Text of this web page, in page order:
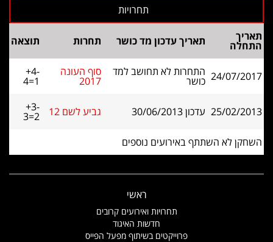
תאריך
התחלה תאריך עדכון מד כושר תחרות תוצאה
24/07/2017 התחרות לא תחושב למד
כושר
סוף העונה
2017
+4-
4=1
25/02/2013 עדכון 30/06/2013 גביע לשם 12 +3-
3=2
השחקן לא השתתף באירועים נוספים
ראשי
תחרויות ואירועים קרובים
חדשות האיגוד
פרוייקטים בשיתוף מפעל הפייס